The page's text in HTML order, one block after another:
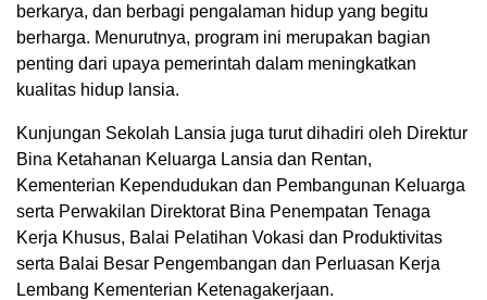
berkarya, dan berbagi pengalaman hidup yang begitu
berharga. Menurutnya, program ini merupakan bagian
penting dari upaya pemerintah dalam meningkatkan
kualitas hidup lansia.
Kunjungan Sekolah Lansia juga turut dihadiri oleh Direktur
Bina Ketahanan Keluarga Lansia dan Rentan,
Kementerian Kependudukan dan Pembangunan Keluarga
serta Perwakilan Direktorat Bina Penempatan Tenaga
Kerja Khusus, Balai Pelatihan Vokasi dan Produktivitas
serta Balai Besar Pengembangan dan Perluasan Kerja
Lembang Kementerian Ketenagakerjaan.